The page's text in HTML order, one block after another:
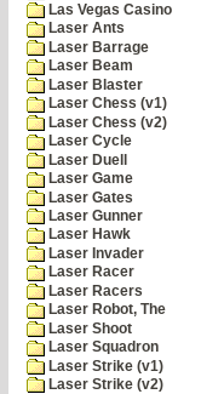
Las Vegas Casino
Laser Ants
Laser Barrage
Laser Beam
Laser Blaster
Laser Chess (v1)
Laser Chess (v2)
Laser Cycle
Laser Duell
Laser Game
Laser Gates
Laser Gunner
Laser Hawk
Laser Invader
Laser Racer
Laser Racers
Laser Robot, The
Laser Shoot
Laser Squadron
Laser Strike (v1)
Laser Strike (v2)